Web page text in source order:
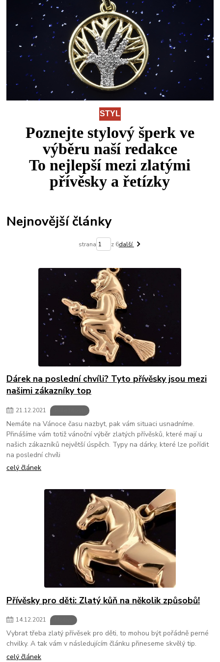
STYL
Poznejte stylový šperk ve
výběru naší redakce
To nejlepší mezi zlatými
přívěsky a řetízky
Nejnovější články
strana z 6další
Dárek na poslední chvíli? Tyto přívěsky jsou mezi
našimi zákazníky top
21.12.2021
Nemáte na Vánoce času nazbyt, pak vám situaci usnadníme.
Přinášíme vám totiž vánoční výběr zlatých přívěsků, které mají u
našich zákazníků největší úspěch. Typy na dárky, které lze pořídit
na poslední chvíli
celý článek
Přívěsky pro děti: Zlatý kůň na několik způsobů!
14.12.2021
Vybrat třeba zlatý přívěsek pro děti, to mohou být pořádně perné
chvilky. A tak vám v následujícím článku přineseme skvělý tip.
celý článek